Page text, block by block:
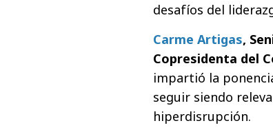
desafíos del
Carme Artigas,
Copresidenta del
impartió la
seguir siendo
hiperdisrupción.